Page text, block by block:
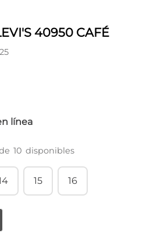
40950 CAFÉ
línea
10 disponibles
15 16